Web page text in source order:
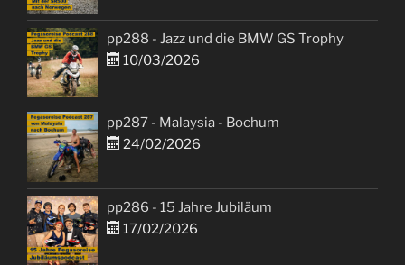
pp288 - Jazz und die BMW GS Trophy
10/03/2026
pp287 - Malaysia - Bochum
24/02/2026
pp286 - 15 Jahre Jubiläum
17/02/2026